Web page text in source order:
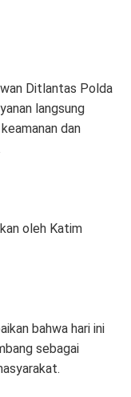
Ditlantas Polda
langsung
dan
oleh Katim
bahwa hari ini
sebagai